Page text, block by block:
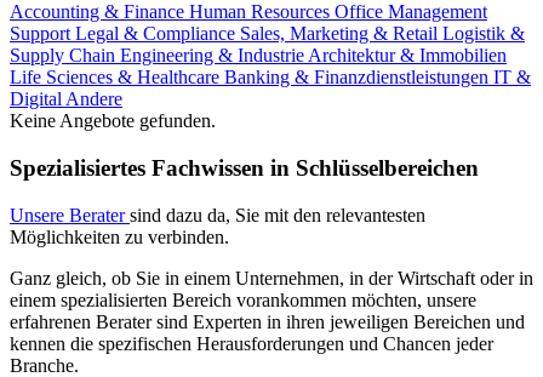
Accounting & Finance Human Resources Office Management
SupportLegal & Compliance Sales, Marketing & Retail Logistik &
Supply Chain Engineering & IndustrieArchitektur & Immobilien
Life Sciences & Healthcare Banking & Finanzdienstleistungen IT &
DigitalAndere
Keine Angebote gefunden.
Spezialisiertes Fachwissen in Schlüsselbereichen
Unsere Beratersind dazu da, Sie mit den relevantesten
Möglichkeiten zu verbinden.
Ganz gleich, ob Sie in einem Unternehmen, in der Wirtschaft oder in
einem spezialisierten Bereich vorankommen möchten, unsere
erfahrenen Berater sind Experten in ihren jeweiligen Bereichen und
kennen die spezifischen Herausforderungen und Chancen jeder
Branche.